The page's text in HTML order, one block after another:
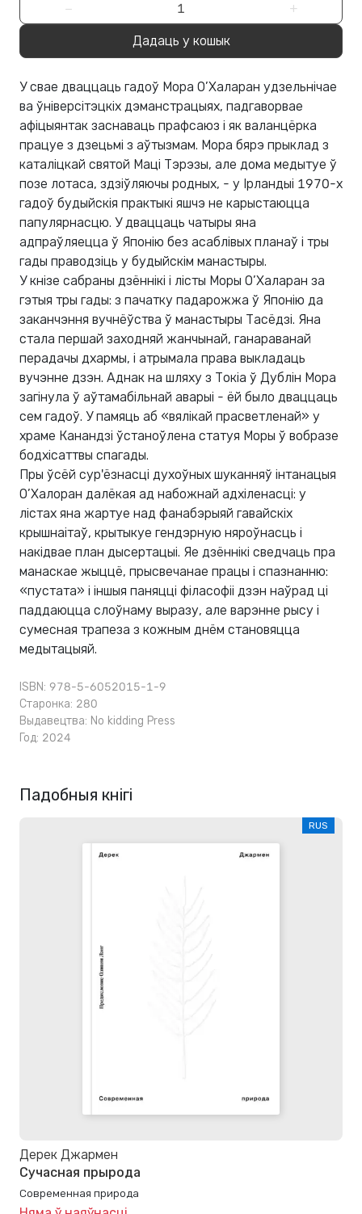
− +
Дадаць у кошык
У свае дваццаць гадоў Мора О’Халаран удзельнічае
ва ўніверсітэцкіх дэманстрацыях, падгаворвае
афіцыянтак заснаваць прафсаюз і як валанцёрка
працуе з дзецьмі з аўтызмам. Мора бярэ прыклад з
каталіцкай святой Маці Тэрэзы, але дома медытуе ў
позе лотаса, здзіўляючы родных, - у Ірландыі 1970-х
гадоў будыйскія практыкі яшчэ не карыстаюцца
папулярнасцю. У дваццаць чатыры яна
адпраўляецца ў Японію без асаблівых планаў і тры
гады праводзіць у будыйскім манастыры.
У кнізе сабраны дзённікі і лісты Моры О’Халаран за
гэтыя тры гады: з пачатку падарожжа ў Японію да
заканчэння вучнёўства ў манастыры Тасёдзі. Яна
стала першай заходняй жанчынай, ганараванай
перадачы дхармы, і атрымала права выкладаць
вучэнне дзэн. Аднак на шляху з Токіа ў Дублін Мора
загінула ў аўтамабільнай аварыі - ёй было дваццаць
сем гадоў. У памяць аб «вялікай прасветленай» у
храме Канандзі ўстаноўлена статуя Моры ў вобразе
бодхісаттвы спагады.
Пры ўсёй сур'ёзнасці духоўных шуканняў інтанацыя
О’Халоран далёкая ад набожнай адхіленасці: у
лістах яна жартуе над фанабэрыяй гавайскіх
крышнаітаў, крытыкуе гендэрную няроўнасць і
накідвае план дысертацыі. Яе дзённікі сведчаць пра
манаскае жыццё, прысвечанае працы і спазнанню:
«пустата» і іншыя паняцці філасофіі дзэн наўрад ці
паддаюцца слоўнаму выразу, але варэнне рысу і
сумесная трапеза з кожным днём становяцца
медытацыяй.
ISBN: 978-5-6052015-1-9
Старонка: 280
Выдавецтва: No kidding Press
Год: 2024
Падобныя кнігі
RUS
Дерек Джармен
Сучасная прырода
Современная природа